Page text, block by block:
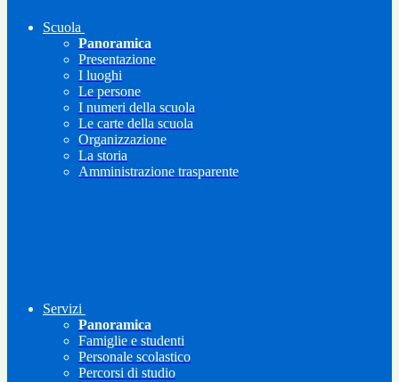
Scuola
Panoramica
Presentazione
I luoghi
Le persone
I numeri della scuola
Le carte della scuola
Organizzazione
La storia
Amministrazione trasparente
Servizi
Panoramica
Famiglie e studenti
Personale scolastico
Percorsi di studio